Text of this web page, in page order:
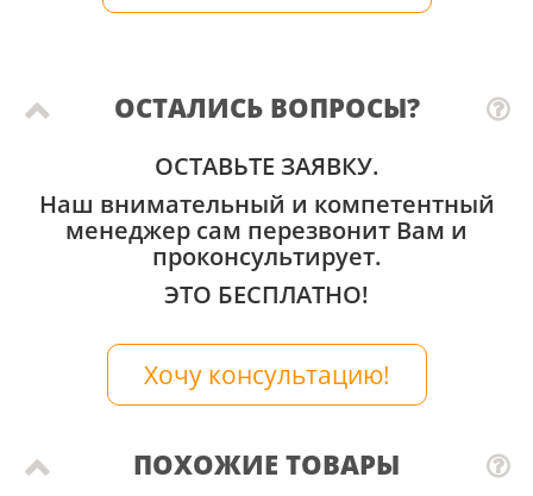
ОСТАЛИСЬ ВОПРОСЫ?
ОСТАВЬТЕ ЗАЯВКУ.
Наш внимательный и компетентный
менеджер сам перезвонит Вам и
проконсультирует.
ЭТО БЕСПЛАТНО!
Хочу консультацию!
ПОХОЖИЕ ТОВАРЫ